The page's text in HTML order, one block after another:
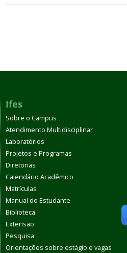
Ifes
Sobre o Campus
Atendimento Multidisciplinar
Laboratórios
Projetos e Programas
Diretorias
Calendário Acadêmico
Matrículas
Manual do Estudante
Biblioteca
Extensão
Pesquisa
Orientações sobre estágio e vagas